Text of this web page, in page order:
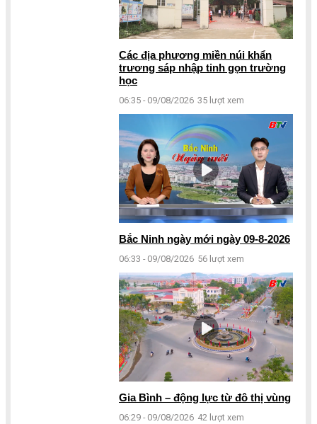
Các địa phương miền núi khẩn
trương sáp nhập tinh gọn trường
học
06:35 - 09/08/2026 35 lượt xem
Bắc Ninh ngày mới ngày 09-8-2026
06:33 - 09/08/2026 56 lượt xem
Gia Bình – động lực từ đô thị vùng
06:29 - 09/08/2026 42 lượt xem